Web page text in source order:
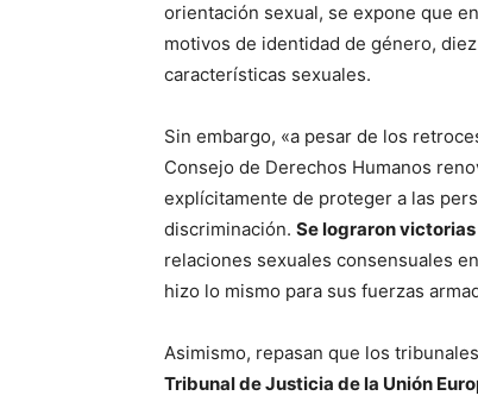
orientación sexual, se expone que
motivos de identidad de género,
características sexuales.
Sin embargo, «a pesar de los
Consejo de Derechos Humanos
explícitamente de proteger a las
discriminación. Se lograron
relaciones sexuales consensuales
hizo lo mismo para sus fuerzas
Asimismo, repasan que los
Tribunal de Justicia de la Unión